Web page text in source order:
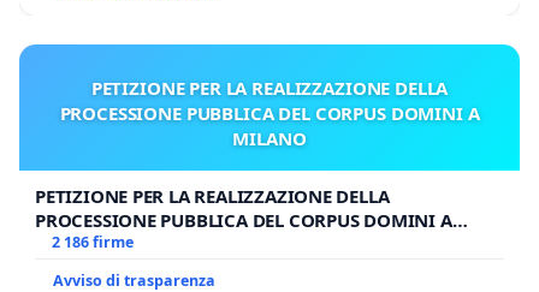
PETIZIONE PER LA REALIZZAZIONE DELLA
PROCESSIONE PUBBLICA DEL CORPUS DOMINI A
MILANO
PETIZIONE PER LA REALIZZAZIONE DELLA
PROCESSIONE PUBBLICA DEL CORPUS DOMINI A
MILANO
2 186 firme
Avviso di trasparenza